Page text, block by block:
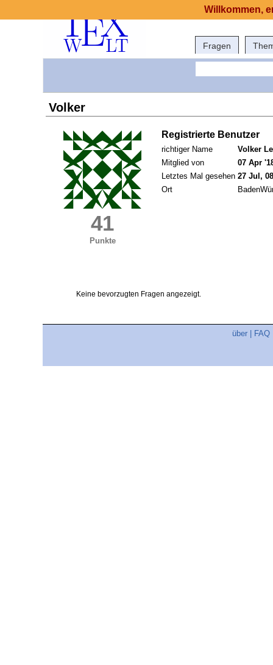
Fragen
Volker
41
Punkte
Registrierte Benutzer
richtiger Name
Volker
Mitglied von
07 Apr
Letztes Mal gesehen 27 Jul,
Ort
Keine bevorzugten Fragen angezeigt.
über FAQ
Willkommen,